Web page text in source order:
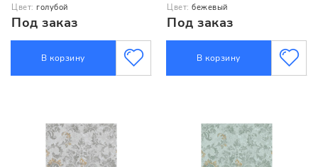
Цвет: голубой
Под заказ
В корзину
Цвет: бежевый
Под заказ
В корзину